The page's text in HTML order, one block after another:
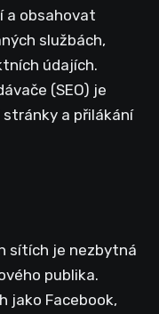
a obsahovat
službách,
údajích.
(SEO) je
a přilákání
sítích je nezbytná
publika.
jako Facebook,